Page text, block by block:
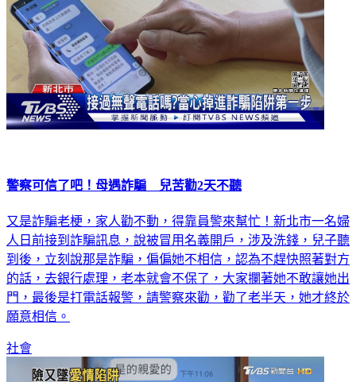
警察可信了吧！母遇詐騙 兒苦勸2天不聽
又是詐騙老梗，家人勸不動，得靠員警來幫忙！新北市一名婦
人日前接到詐騙訊息，說被冒用名義開戶，涉及洗錢，兒子聽
到後，立刻說那是詐騙，偏偏她不相信，認為不趕快照著對方
的話，去銀行處理，老本就會不保了，大家攔著她不敢讓她出
門，最後是打電話報警，請警察來勸，勸了老半天，她才終於
願意相信。
社會